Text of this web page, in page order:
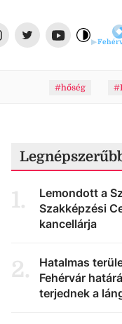
#hőség
1.
Lemondott a
Szakképzési
kancellárja
2.
Hatalmas
Fehérvár
terjednek a